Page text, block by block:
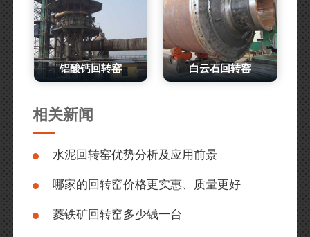
铝酸钙回转窑 白云石回转窑
相关新闻
水泥回转窑优势分析及应用前景
哪家的回转窑价格更实惠、质量更好
菱铁矿回转窑多少钱一台